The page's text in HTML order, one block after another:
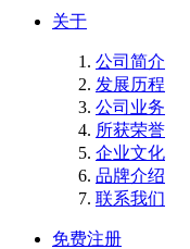
关于
公司简介
发展历程
公司业务
所获荣誉
企业文化
品牌介绍
联系我们
免费注册